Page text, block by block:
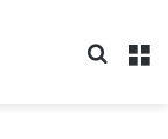
القائمة